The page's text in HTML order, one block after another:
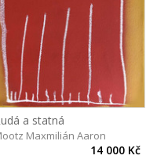
a statná
Maxmilián Aaron
14 000 Kč